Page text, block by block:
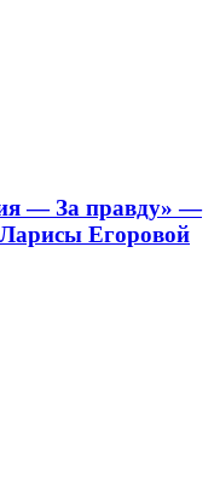
— За правду» —
Ларисы Егоровой